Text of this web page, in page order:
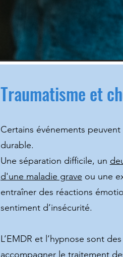
Traumatisme et
Certains événements
durable.
Une séparation difficile, un
d'une maladie grave ou une
entraîner des réactions
sentiment d’insécurité.
L’EMDR et l’hypnose sont
accompagner le traitement